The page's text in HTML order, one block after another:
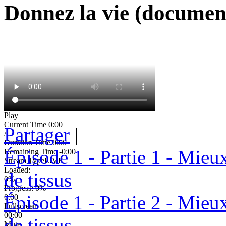
Donnez la vie
Play
Current Time 0:00
/
Duration Time0:00
Remaining Time-0:00
Stream TypeLIVE
Loaded:
0%
Progress: 0%
0:00
Fullscreen
00:00
Mute
Partager |
Épisode 1 - Partie 1 -
de tissus
Épisode 1 - Partie 2 -